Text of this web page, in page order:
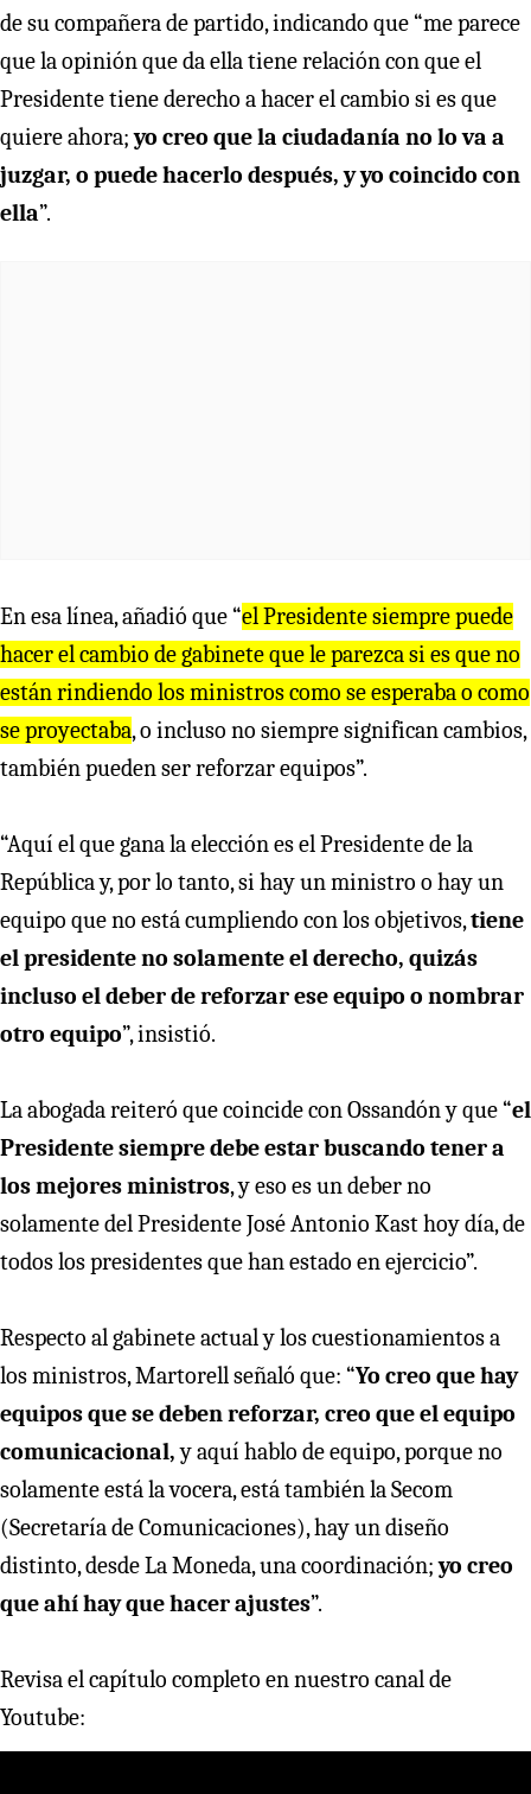
de su compañera de partido, indicando que “me parece
que la opinión que da ella tiene relación con que el
Presidente tiene derecho a hacer el cambio si es que
quiere ahora;yo creo que la ciudadanía no lo va a
juzgar, o puede hacerlo después, y yo coincido con
ella”.
En esa línea, añadió que “el Presidente siempre puede
hacer el cambio de gabinete que le parezca si es que no
están rindiendo los ministros como se esperaba o como
se proyectaba, o incluso no siempre significan cambios,
también pueden ser reforzar equipos”.
“Aquí el que gana la elección es el Presidente de la
República y, por lo tanto, si hay un ministro o hay un
equipo que no está cumpliendo con los objetivos,tiene
el presidente no solamente el derecho, quizás
incluso el deber de reforzar ese equipo o nombrar
otro equipo”, insistió.
La abogada reiteró que coincide con Ossandón y que “el
Presidente siempre debe estar buscando tener a
los mejores ministros, y eso es un deber no
solamente del Presidente José Antonio Kast hoy día, de
todos los presidentes que han estado en ejercicio”.
Respecto al gabinete actual y los cuestionamientos a
los ministros, Martorell señaló que: “Yo creo que hay
equipos que se deben reforzar, creo que el equipo
comunicacional,y aquí hablo de equipo, porque no
solamente está la vocera, está también la Secom
(Secretaría de Comunicaciones), hay un diseño
distinto, desde La Moneda, una coordinación;yo creo
que ahí hay que hacer ajustes”.
Revisa el capítulo completo en nuestro canal de
Youtube: